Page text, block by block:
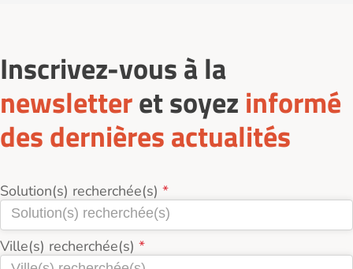
Inscrivez-vous à la
newsletteret soyez informé
des dernières actualités
Solution(s) recherchée(s)
Ville(s) recherchée(s)